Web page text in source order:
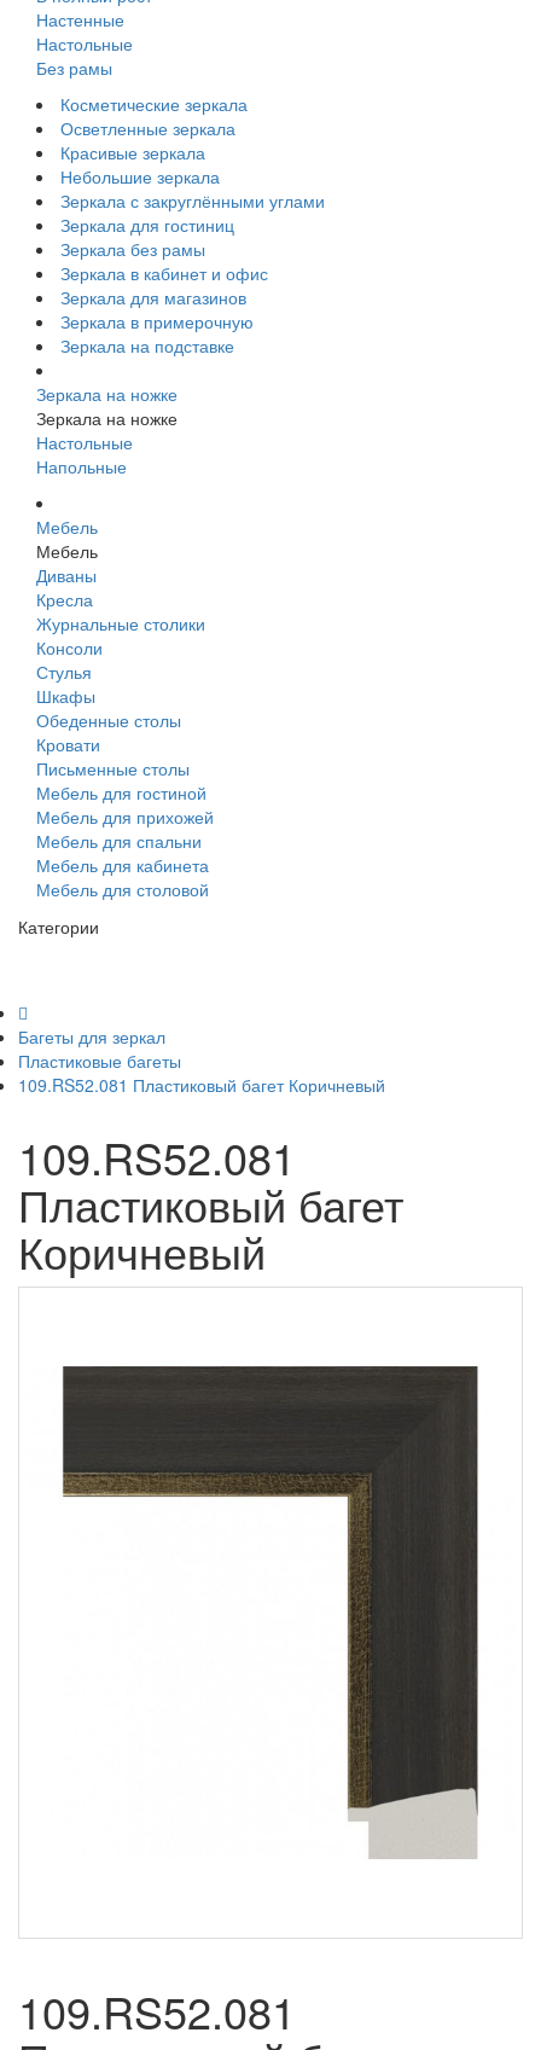
Настенные
Настольные
Без рамы
Косметические зеркала
Осветленные зеркала
Красивые зеркала
Небольшие зеркала
Зеркала с закруглёнными углами
Зеркала для гостиниц
Зеркала без рамы
Зеркала в кабинет и офис
Зеркала для магазинов
Зеркала в примерочную
Зеркала на подставке
Зеркала на ножке
Зеркала на ножке
Настольные
Напольные
Мебель
Мебель
Диваны
Кресла
Журнальные столики
Консоли
Стулья
Шкафы
Обеденные столы
Кровати
Письменные столы
Мебель для гостиной
Мебель для прихожей
Мебель для спальни
Мебель для кабинета
Мебель для столовой
Категории
Багеты для зеркал
Пластиковые багеты
109.RS52.081 Пластиковый багет Коричневый
109.RS52.081
Пластиковый багет
Коричневый
109.RS52.081